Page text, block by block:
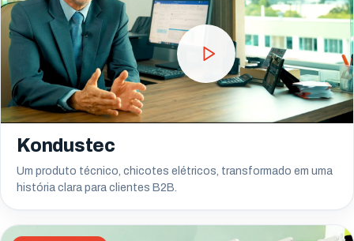
Campo Mourão
Kondustec
Um produto técnico, chicotes elétricos, transformado em uma
história clara para clientes B2B.